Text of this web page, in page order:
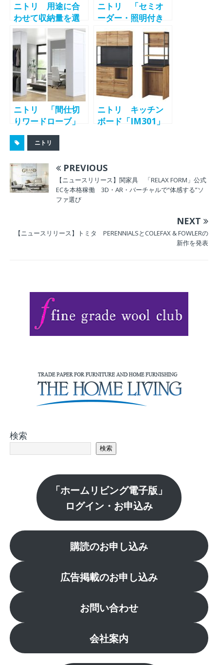
ニトリ 用途に合
わせて収納量を選
べる壁面TVボード
を発売
ニトリ 「セミオ
ーダー・照明付き
ディスプレイ収
納」を販売開始
ニトリ 「間仕切
りワードローブ」
を新発売 収納と
空間仕切りを両立
ニトリ キッチン
ボード「IM301」
ニトリ
PREVIOUS
【ニュースリリース】関家具 「RELAX FORM」公式
ECを本格稼働 3D・AR・バーチャルで“体感する”ソ
ファ選び
NEXT
【ニュースリリース】トミタ PERENNIALSとCOLEFAX & FOWLERの
新作を発表
検索
検索
「ホームリビング電子版」
ログイン・お申込み
購読のお申し込み
広告掲載のお申し込み
お問い合わせ
会社案内